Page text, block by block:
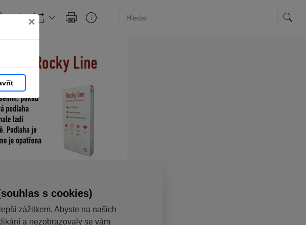
×
s cookies)
zážitkem. Abyste na našich
a nezobrazovaly se vám